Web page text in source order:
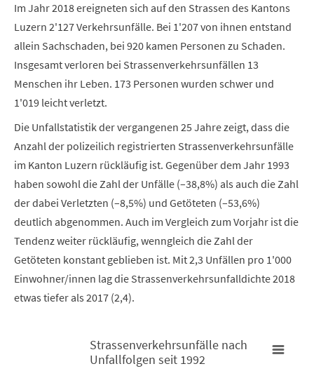
Im Jahr 2018 ereigneten sich auf den Strassen des Kantons
Luzern 2'127 Verkehrsunfälle. Bei 1'207 von ihnen entstand
allein Sachschaden, bei 920 kamen Personen zu Schaden.
Insgesamt verloren bei Strassenverkehrsunfällen 13
Menschen ihr Leben. 173 Personen wurden schwer und
1'019 leicht verletzt.
Die Unfallstatistik der vergangenen 25 Jahre zeigt, dass die
Anzahl der polizeilich registrierten Strassenverkehrsunfälle
im Kanton Luzern rückläufig ist. Gegenüber dem Jahr 1993
haben sowohl die Zahl der Unfälle (–38,8%) als auch die Zahl
der dabei Verletzten (–8,5%) und Getöteten (–53,6%)
deutlich abgenommen. Auch im Vergleich zum Vorjahr ist die
Tendenz weiter rückläufig, wenngleich die Zahl der
Getöteten konstant geblieben ist. Mit 2,3 Unfällen pro 1'000
Einwohner/innen lag die Strassenverkehrsunfalldichte 2018
etwas tiefer als 2017 (2,4).
Strassenverkehrsunfälle nach
Unfallfolgen seit 1992